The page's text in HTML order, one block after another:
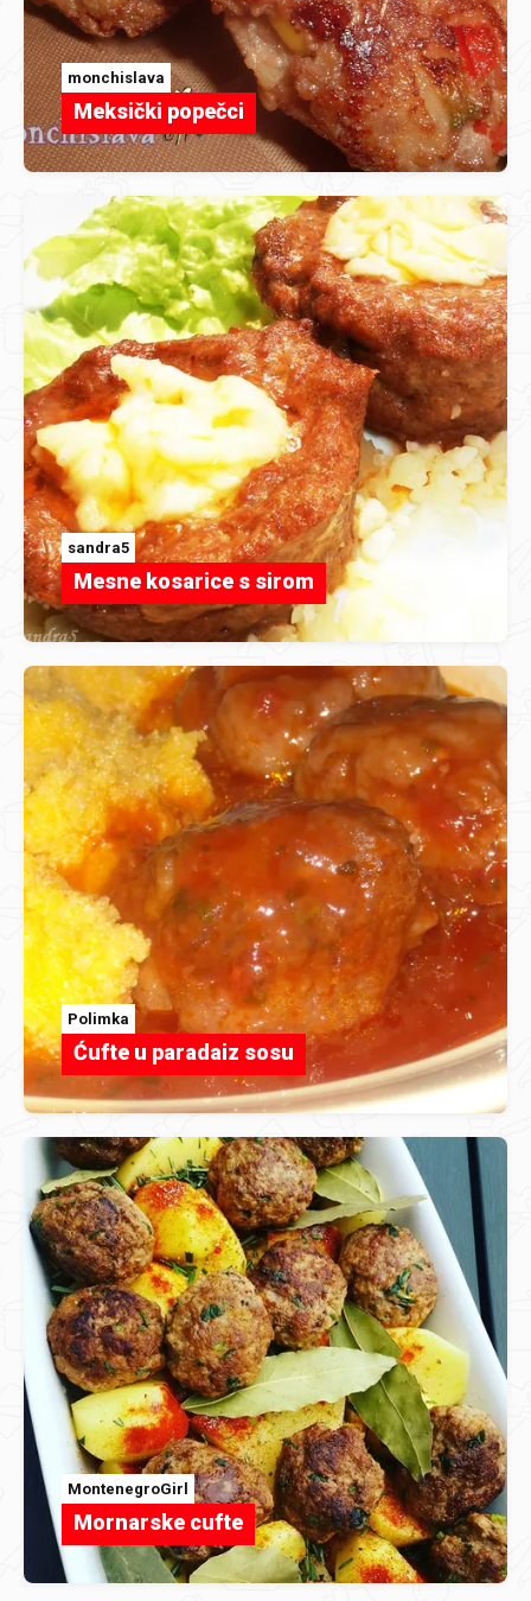
monchislava
Meksički popečci
sandra5
Mesne kosarice s sirom
Polimka
Ćufte u paradaiz sosu
MontenegroGirl
Mornarske cufte